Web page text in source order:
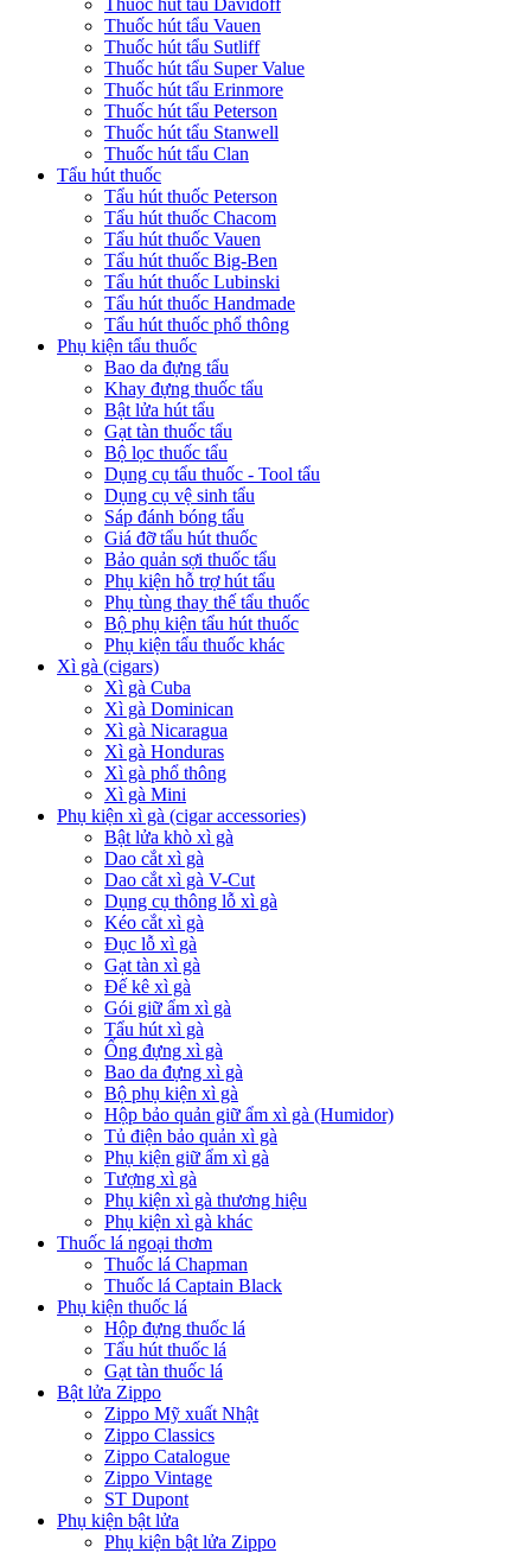
Thuốc hút tẩu Davidoff
Thuốc hút tẩu Vauen
Thuốc hút tẩu Sutliff
Thuốc hút tẩu Super Value
Thuốc hút tẩu Erinmore
Thuốc hút tẩu Peterson
Thuốc hút tẩu Stanwell
Thuốc hút tẩu Clan
Tẩu hút thuốc
Tẩu hút thuốc Peterson
Tẩu hút thuốc Chacom
Tẩu hút thuốc Vauen
Tẩu hút thuốc Big-Ben
Tẩu hút thuốc Lubinski
Tẩu hút thuốc Handmade
Tẩu hút thuốc phổ thông
Phụ kiện tẩu thuốc
Bao da đựng tẩu
Khay đựng thuốc tẩu
Bật lửa hút tẩu
Gạt tàn thuốc tẩu
Bộ lọc thuốc tẩu
Dụng cụ tẩu thuốc - Tool tẩu
Dụng cụ vệ sinh tẩu
Sáp đánh bóng tẩu
Giá đỡ tẩu hút thuốc
Bảo quản sợi thuốc tẩu
Phụ kiện hỗ trợ hút tẩu
Phụ tùng thay thế tẩu thuốc
Bộ phụ kiện tẩu hút thuốc
Phụ kiện tẩu thuốc khác
Xì gà (cigars)
Xì gà Cuba
Xì gà Dominican
Xì gà Nicaragua
Xì gà Honduras
Xì gà phổ thông
Xì gà Mini
Phụ kiện xì gà (cigar accessories)
Bật lửa khò xì gà
Dao cắt xì gà
Dao cắt xì gà V-Cut
Dụng cụ thông lỗ xì gà
Kéo cắt xì gà
Đục lỗ xì gà
Gạt tàn xì gà
Đế kê xì gà
Gói giữ ẩm xì gà
Tẩu hút xì gà
Ống đựng xì gà
Bao da đựng xì gà
Bộ phụ kiện xì gà
Hộp bảo quản giữ ẩm xì gà (Humidor)
Tủ điện bảo quản xì gà
Phụ kiện giữ ẩm xì gà
Tượng xì gà
Phụ kiện xì gà thương hiệu
Phụ kiện xì gà khác
Thuốc lá ngoại thơm
Thuốc lá Chapman
Thuốc lá Captain Black
Phụ kiện thuốc lá
Hộp đựng thuốc lá
Tẩu hút thuốc lá
Gạt tàn thuốc lá
Bật lửa Zippo
Zippo Mỹ xuất Nhật
Zippo Classics
Zippo Catalogue
Zippo Vintage
ST Dupont
Phụ kiện bật lửa
Phụ kiện bật lửa Zippo